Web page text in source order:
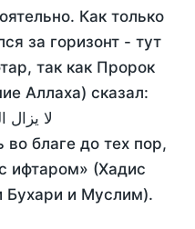
Как только
за горизонт - тут
так как Пророк
Аллаха) сказал:
لا
благе до тех пор,
ифтаром» (Хадис
Бухари и Муслим).